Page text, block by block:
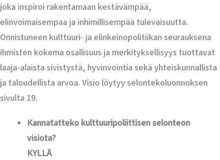
joka inspiroi rakentamaan kestävämpää,
elinvoimaisempaa ja inhimillisempää tulevaisuutta.
Onnistuneen kulttuuri- ja elinkeinopolitiikan seurauksena
ihmisten kokema osallisuus ja merkityksellisyys tuottavat
laaja-alaista sivistystä, hyvinvointia sekä yhteiskunnallista
ja taloudellista arvoa. Visio löytyy selontekoluonnoksen
sivulta 19.
Kannatatteko kulttuuripoliittisen selonteon
visiota?
KYLLÄ